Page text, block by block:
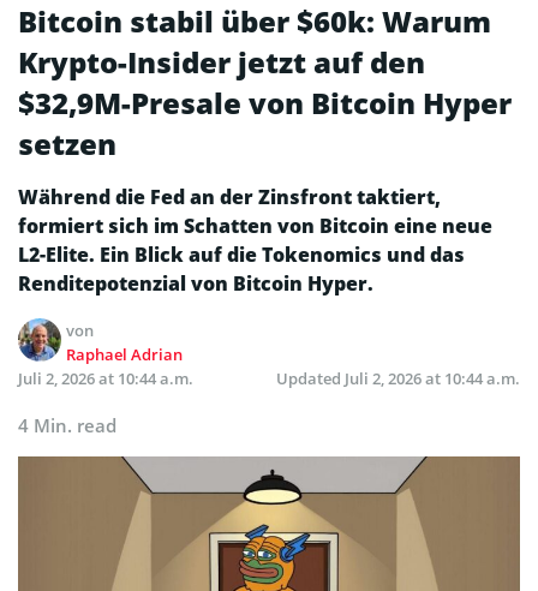
Bitcoin stabil über $60k: Warum
Krypto-Insider jetzt auf den
$32,9M-Presale von Bitcoin Hyper
setzen
Während die Fed an der Zinsfront taktiert,
formiert sich im Schatten von Bitcoin eine neue
L2-Elite. Ein Blick auf die Tokenomics und das
Renditepotenzial von Bitcoin Hyper.
von
Raphael Adrian
Juli 2, 2026 at 10:44 a.m.
Updated Juli 2, 2026 at 10:44 a.m.
4 Min. read